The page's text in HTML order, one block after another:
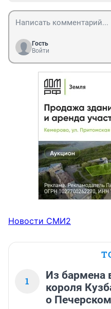
Гость
Войти
Новости СМИ2
1
Из бармена
короля
о